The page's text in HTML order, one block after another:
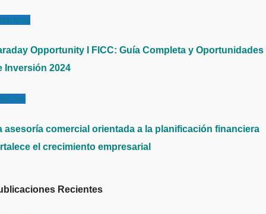
Opportunity I FICC: Guía Completa y Oportunidades
Inversión 2024
asesoría comercial orientada a la planificación financiera
el crecimiento empresarial
Recientes